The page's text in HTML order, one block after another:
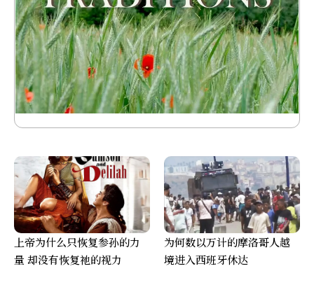
上帝为什么只恢复参孙的力
量 却没有恢复祂的视力
为何数以万计的摩洛哥人越
境进入西班牙休达